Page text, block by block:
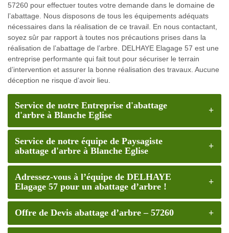
57260 pour effectuer toutes votre demande dans le domaine de
l’abattage. Nous disposons de tous les équipements adéquats
nécessaires dans la réalisation de ce travail. En nous contactant,
soyez sûr par rapport à toutes nos précautions prises dans la
réalisation de l’abattage de l’arbre. DELHAYE Elagage 57 est une
entreprise performante qui fait tout pour sécuriser le terrain
d’intervention et assurer la bonne réalisation des travaux. Aucune
déception ne risque d’avoir lieu.
Service de notre Entreprise d'abattage
d'arbre à Blanche Eglise
Service de notre équipe de Paysagiste
abattage d'arbre à Blanche Eglise
Adressez-vous à l’équipe de DELHAYE
Elagage 57 pour un abattage d’arbre !
Offre de Devis abattage d’arbre – 57260